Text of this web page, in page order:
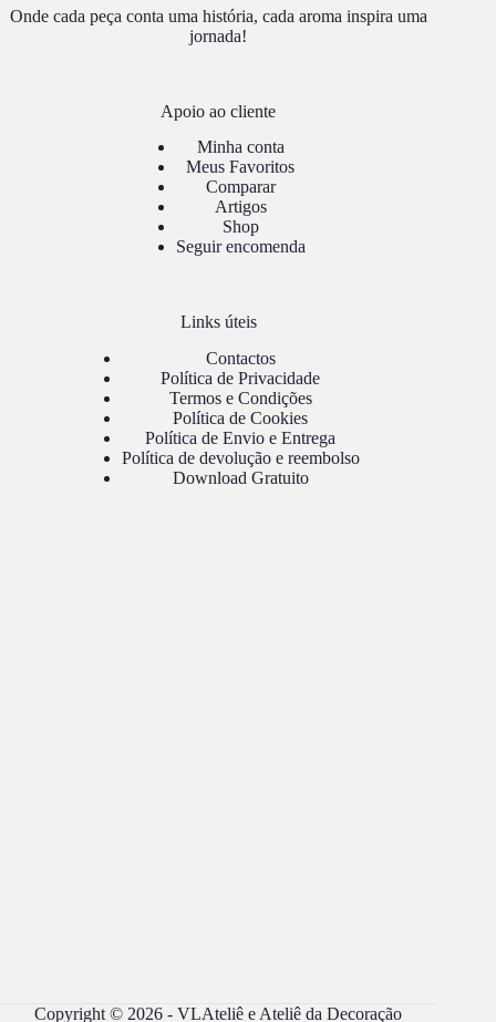
Onde cada peça conta uma história, cada aroma inspira uma
jornada!
Apoio ao cliente
Minha conta
Meus Favoritos
Comparar
Artigos
Shop
Seguir encomenda
Links úteis
Contactos
Política de Privacidade
Termos e Condições
Política de Cookies
Política de Envio e Entrega
Política de devolução e reembolso
Download Gratuito
Copyright © 2026 - VLAteliê e Ateliê da Decoração